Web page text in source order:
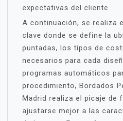
expectativas del cliente.
A continuación, se realiza
clave donde se define la
puntadas, los tipos de
necesarios para cada
programas automáticos
procedimiento, Bordados
Madrid realiza el picaje de
ajustarse mejor a las